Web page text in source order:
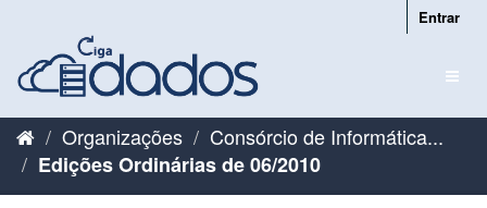
conteúdo
Entrar
Organizações
Consórcio de Informática...
Edições Ordinárias de 06/2010